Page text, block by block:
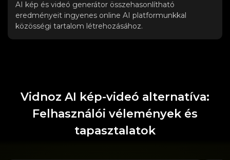
AI kép és videó generátor összehasonlítható
eredményeit ingyenes online AI platformunkkal
közösségi tartalom létrehozásához.
Vidnoz AI kép-videó alternatíva:
Felhasználói vélemények és
tapasztalatok